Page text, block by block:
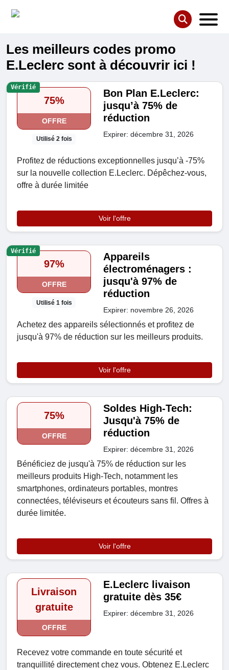
Les meilleurs codes promo
E.Leclerc sont à découvrir ici !
75%
OFFRE
Utilisé 2 fois
Bon Plan E.Leclerc:
jusqu’à 75% de
réduction
Expirer: décembre 31, 2026
Profitez de réductions exceptionnelles jusqu’à -75%
sur la nouvelle collection E.Leclerc. Dépêchez-vous,
offre à durée limitée
Voir l'offre
Vérifié
97%
OFFRE
Utilisé 1 fois
Appareils
électroménagers :
jusqu'à 97% de
réduction
Expirer: novembre 26, 2026
Achetez des appareils sélectionnés et profitez de
jusqu'à 97% de réduction sur les meilleurs produits.
Voir l'offre
Vérifié
75%
OFFRE
Soldes High-Tech:
Jusqu'à 75% de
réduction
Expirer: décembre 31, 2026
Bénéficiez de jusqu'à 75% de réduction sur les
meilleurs produits High-Tech, notamment les
smartphones, ordinateurs portables, montres
connectées, téléviseurs et écouteurs sans fil. Offres à
durée limitée.
Voir l'offre
Livraison
gratuite
OFFRE
E.Leclerc livaison
gratuite dès 35€
Expirer: décembre 31, 2026
Recevez votre commande en toute sécurité et
tranquillité directement chez vous. Obtenez E.Leclerc